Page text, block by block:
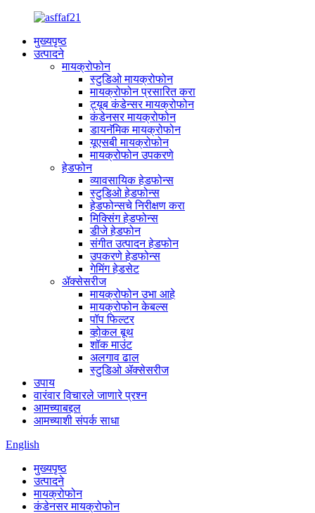
मुख्यपृष्ठ
उत्पादने
मायक्रोफोन
स्टुडिओ मायक्रोफोन
मायक्रोफोन प्रसारित करा
ट्यूब कंडेन्सर मायक्रोफोन
कंडेनसर मायक्रोफोन
डायनॅमिक मायक्रोफोन
यूएसबी मायक्रोफोन
मायक्रोफोन उपकरणे
हेडफोन
व्यावसायिक हेडफोन्स
स्टुडिओ हेडफोन्स
हेडफोन्सचे निरीक्षण करा
मिक्सिंग हेडफोन्स
डीजे हेडफोन
संगीत उत्पादन हेडफोन
उपकरणे हेडफोन्स
गेमिंग हेडसेट
ॲक्सेसरीज
मायक्रोफोन उभा आहे
मायक्रोफोन केबल्स
पॉप फिल्टर
व्होकल बूथ
शॉक माउंट
अलगाव ढाल
स्टुडिओ ॲक्सेसरीज
उपाय
वारंवार विचारले जाणारे प्रश्न
आमच्याबद्दल
आमच्याशी संपर्क साधा
English
मुख्यपृष्ठ
उत्पादने
मायक्रोफोन
कंडेनसर मायक्रोफोन